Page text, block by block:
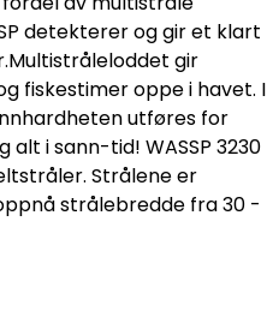
detekterer og gir et klart
gir
fiskestimer oppe i havet. I
utføres for
i sann-tid! WASSP 3230
Strålene er
strålebredde fra 30 -